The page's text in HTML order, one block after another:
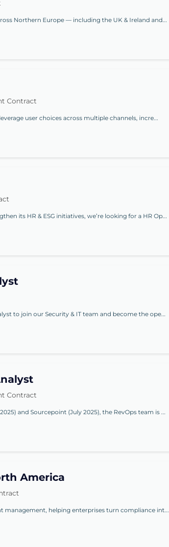
Northern Europe — including the UK & Ireland and...
Contract
user choices across multiple channels, incre...
its HR & ESG initiatives, we’re looking for a HR Op...
to join our Security & IT team and become the ope...
Contract
and Sourcepoint (July 2025), the RevOps team is ...
America
management, helping enterprises turn compliance int...